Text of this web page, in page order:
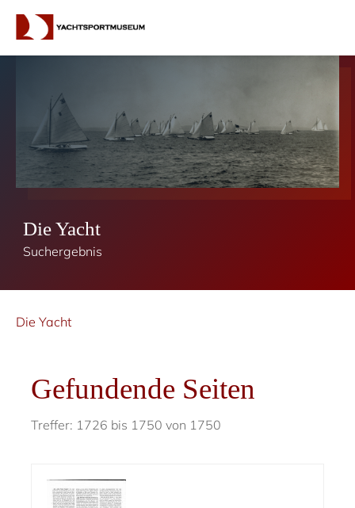
Die Yacht
Suchergebnis
Die Yacht
Gefundende Seiten
Treffer: 1726 bis 1750 von 1750